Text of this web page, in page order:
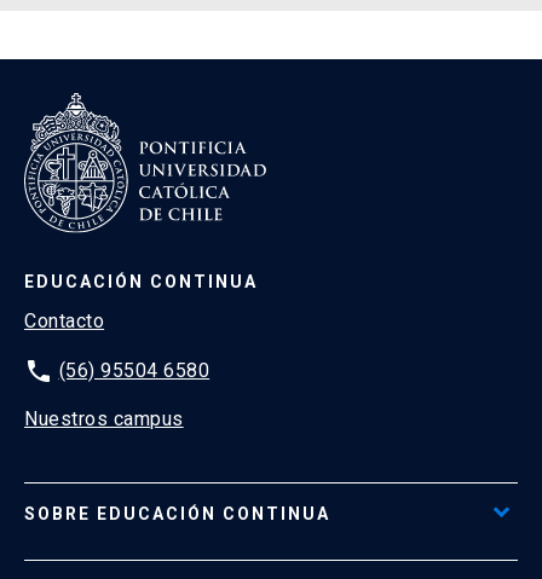
EDUCACIÓN CONTINUA
Contacto
phone (56) 95504 6580
Nuestros campus
SOBRE EDUCACIÓN CONTINUA